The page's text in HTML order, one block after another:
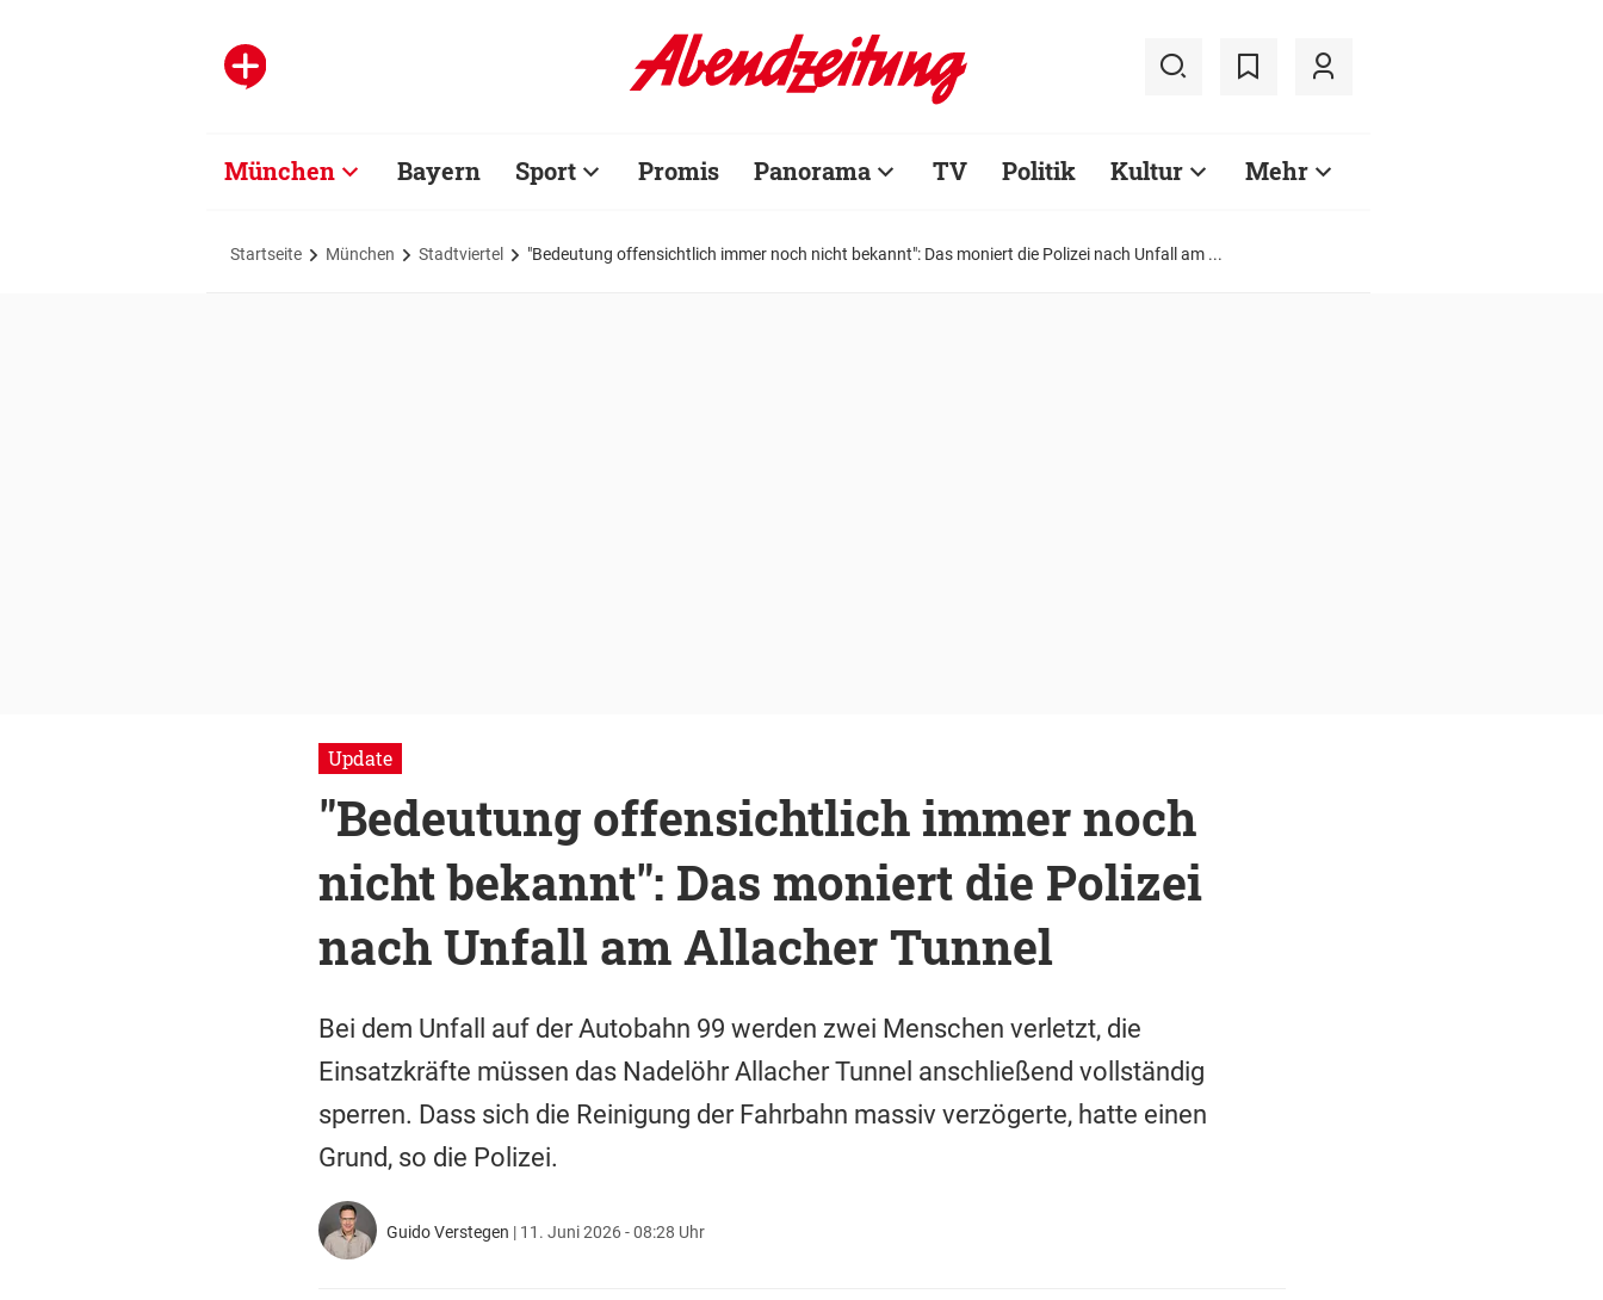
München Bayern Sport Promis Panorama TV Politik Kultur Mehr
Startseite München Stadtviertel "Bedeutung offensichtlich immer noch nicht bekannt": Das moniert die Polizei nach Unfall am ...
Update
"Bedeutung offensichtlich immer noch
nicht bekannt": Das moniert die Polizei
nach Unfall am Allacher Tunnel
Bei dem Unfall auf der Autobahn 99 werden zwei Menschen verletzt, die
Einsatzkräfte müssen das Nadelöhr Allacher Tunnel anschließend vollständig
sperren. Dass sich die Reinigung der Fahrbahn massiv verzögerte, hatte einen
Grund, so die Polizei.
Guido Verstegen | 11. Juni 2026 - 08:28 Uhr